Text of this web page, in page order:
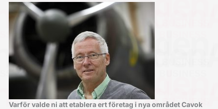
Varför valde ni att etablera ert företag i nya området Cavok